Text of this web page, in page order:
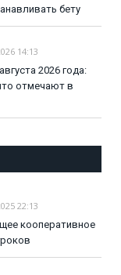
бету
14:13
2026 года:
отмечают в
22:13
кооперативное